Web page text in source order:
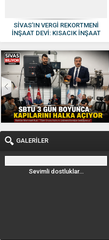
SİVAS’IN VERGİ REKORTMENİ
İNŞAAT DEVİ: KISACIK İNŞAAT
GÜVEN VE KALİTENİN ADI OLDU
GALERİLER
Sevimli dostluklar…